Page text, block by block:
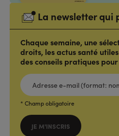
La newsletter qui
Chaque semaine, une
droits, les actus santé
des conseils pratiques
ADRESSE
E-
MAIL
(FORMAT:
NOM@DOMAINE.COM)*
* Champ obligatoire
JE M'INSCRIS